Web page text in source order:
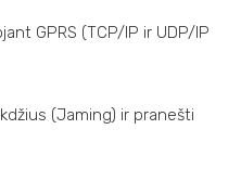
GPRS (TCP/IP ir UDP/IP
(Jaming) ir pranešti